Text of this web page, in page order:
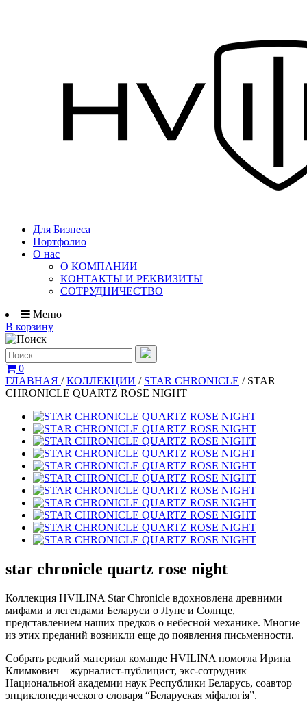
Для Бизнеса
Портфолио
О нас
О КОМПАНИИ
КОНТАКТЫ И РЕКВИЗИТЫ
СОТРУДНИЧЕСТВО
Меню
В корзину
0
ГЛАВНАЯ /КОЛЛЕКЦИИ / STAR CHRONICLE / STAR
CHRONICLE QUARTZ ROSE NIGHT
star chronicle quartz rose night
Коллекция HVILINA Star Chronicle вдохновлена древними
мифами и легендами Беларуси о Луне и Солнце,
представлением наших предков о небесной механике. Многие
из этих преданий возникли еще до появления письменности.
Собрать редкий материал команде HVILINA помогла Ирина
Климкович – журналист-публицист, экс-сотрудник
Национальной академии наук Республики Беларусь, соавтор
энциклопедического словаря “Беларуская міфалогія”.